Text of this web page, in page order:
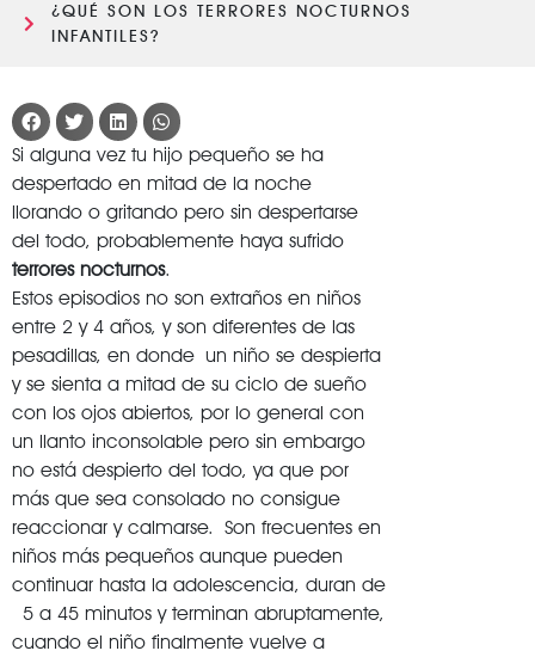
¿QUÉ SON LOS TERRORES NOCTURNOS
INFANTILES?
Si alguna vez tu hijo pequeño se ha
despertado en mitad de la noche
llorando o gritando pero sin despertarse
del todo, probablemente haya sufrido
terrores nocturnos.
Estos episodios no son extraños en niños
entre 2 y 4 años, y son diferentes de las
pesadillas, en donde un niño se despierta
y se sienta a mitad de su ciclo de sueño
con los ojos abiertos, por lo general con
un llanto inconsolable pero sin embargo
no está despierto del todo, ya que por
más que sea consolado no consigue
reaccionar y calmarse. Son frecuentes en
niños más pequeños aunque pueden
continuar hasta la adolescencia, duran de
5 a 45 minutos y terminan abruptamente,
cuando el niño finalmente vuelve a